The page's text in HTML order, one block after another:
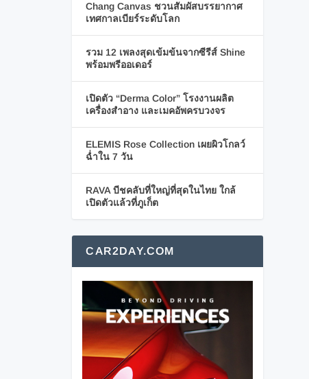
Chang Canvas ชวนสัมผัสบรรยากาศ
เทศกาลเบียร์ระดับโลก
รวม 12 เพลงสุดเข้มข้นจากซีรีส์ Shine
พร้อมพรีออเดอร์
เปิดตัว “Derma Color” โรงงานผลิต
เครื่องสำอาง และเมคอัพครบวงจร
ELEMIS Rose Collection เผยผิวโกลว์
ฉ่ำใน 7 วัน
RAVA บีชคลับที่ใหญ่ที่สุดในไทย ใกล้
เปิดตัวแล้วที่ภูเก็ต
CAR2DAY.COM